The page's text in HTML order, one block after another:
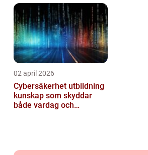
02 april 2026
Cybersäkerhet utbildning
kunskap som skyddar
både vardag och